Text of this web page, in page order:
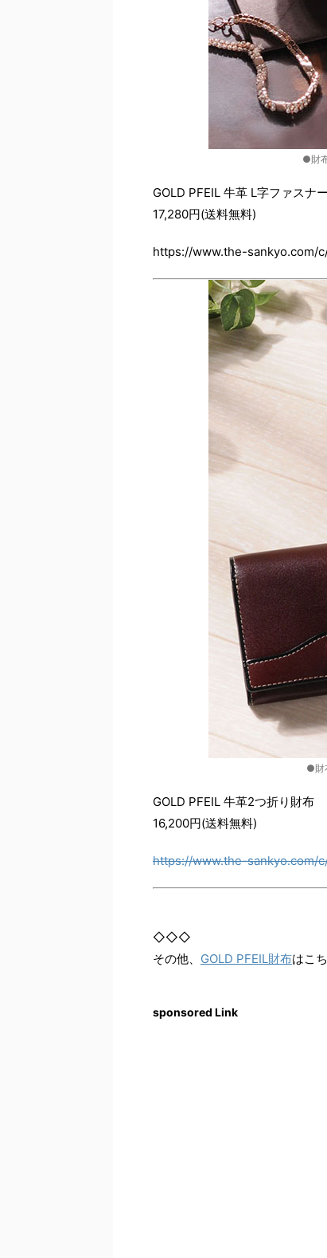
●財
GOLD PFEIL 牛革 L字ファスナ
17,280円(送料無料)
https://www.the-sankyo.com/
●財
GOLD PFEIL 牛革2つ折り財布
16,200円(送料無料)
https://www.the-sankyo.com/
◇◇◇
その他、 GOLD PFEIL財布はこ
sponsored Link